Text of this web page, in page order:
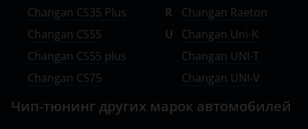
Changan CS35 Plus
Changan CS55
Changan CS55 plus
Changan CS75
R
Changan Raeton
U
Changan Uni-K
Changan UNI-T
Changan UNI-V
Чип-тюнинг других марок автомобилей